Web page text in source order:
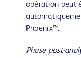
opération peut
Phoenix™.
Phase post-